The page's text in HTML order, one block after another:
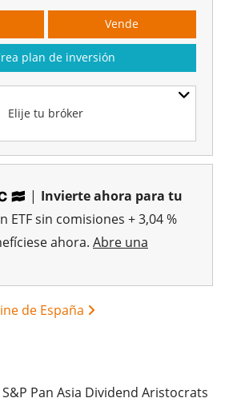
Elije tu bróker
Vende
plan de inversión
| Invierte ahora para tu
ETF sin comisiones + 3,04 %
ahora. Abre una
de España
S&P Pan Asia Dividend Aristocrats